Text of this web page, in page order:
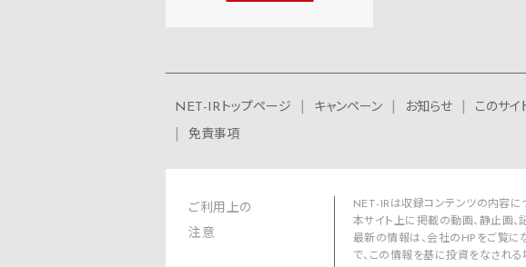
NET-IRトップページ キャンペーン お知らせ このサイ
免責事項
ご利用上の
注意
NET-IRは収録コンテンツの内容に
本サイト上に掲載の動画、静止画、
最新の情報は、会社のHPをご覧に
で、この情報を基に投資をなされる